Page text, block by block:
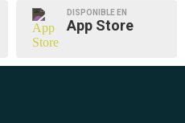
DISPONIBLE EN
App Store